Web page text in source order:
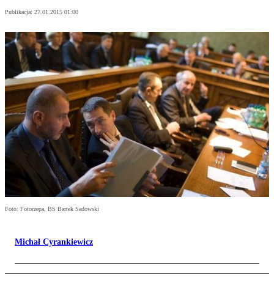
Publikacja: 27.01.2015 01:00
Foto: Fotorzepa, BS Bartek Sadowski
Michał Cyrankiewicz